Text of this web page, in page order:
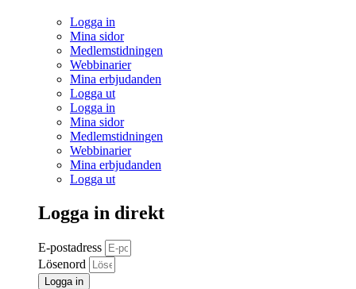
Logga in
Mina sidor
Medlemstidningen
Webbinarier
Mina erbjudanden
Logga ut
Logga in
Mina sidor
Medlemstidningen
Webbinarier
Mina erbjudanden
Logga ut
Logga in direkt
E-postadress
Lösenord
Logga in